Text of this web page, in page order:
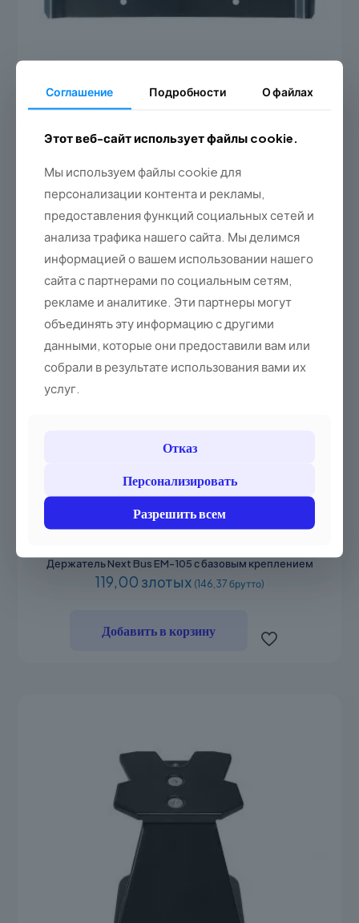
Следующая база держателя EM-105
89,00 злотых
Держатель Next Bus EM-105 с базовым креплением
119,00 злотых (146,37 брутто)
Добавить в корзину
Соглашение Подробности О файлах
Этот веб-сайт использует файлы cookie.
Мы используем файлы cookie для
персонализации контента и рекламы,
предоставления функций социальных сетей и
анализа трафика нашего сайта. Мы делимся
информацией о вашем использовании нашего
сайта с партнерами по социальным сетям,
рекламе и аналитике. Эти партнеры могут
объединять эту информацию с другими
данными, которые они предоставили вам или
собрали в результате использования вами их
услуг.
Отказ
Персонализировать
Разрешить всем